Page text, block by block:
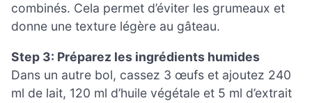
combinés. Cela permet d’éviter les grumeaux et
donne une texture légère au gâteau.
Step 3: Préparez les ingrédients humides
Dans un autre bol, cassez 3 œufs et ajoutez 240
ml de lait, 120 ml d’huile végétale et 5 ml d’extrait